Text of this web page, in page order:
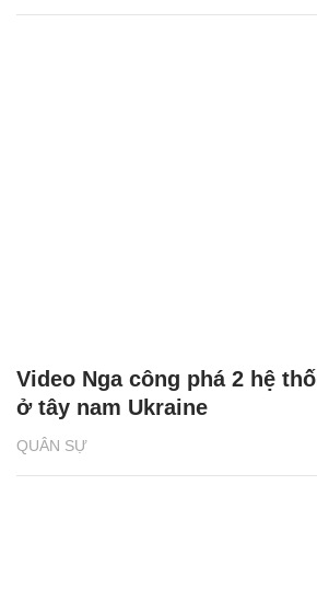
QUÂN SỰ
Video Nga công phá 2 hệ
ở tây nam Ukraine